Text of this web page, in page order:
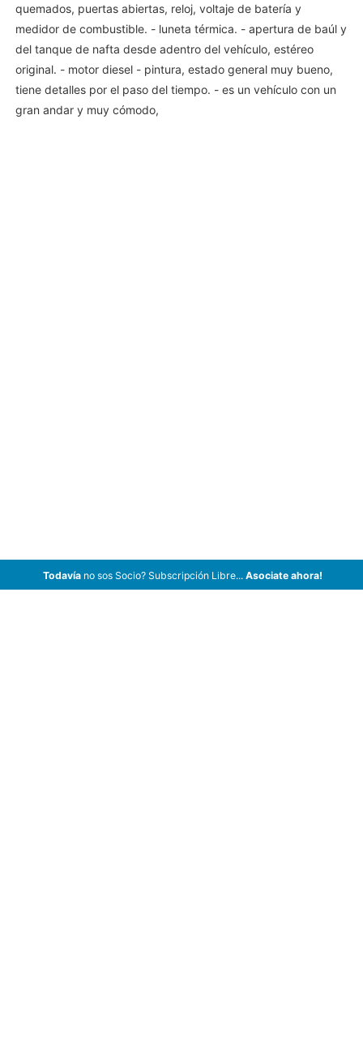
quemados, puertas abiertas, reloj, voltaje de batería y
medidor de combustible. - luneta térmica. - apertura de baúl y
del tanque de nafta desde adentro del vehículo, estéreo
original. - motor diesel - pintura, estado general muy bueno,
tiene detalles por el paso del tiempo. - es un vehículo con un
gran andar y muy cómodo,
Todavíano sos Socio? Subscripción Libre... Asociate ahora!